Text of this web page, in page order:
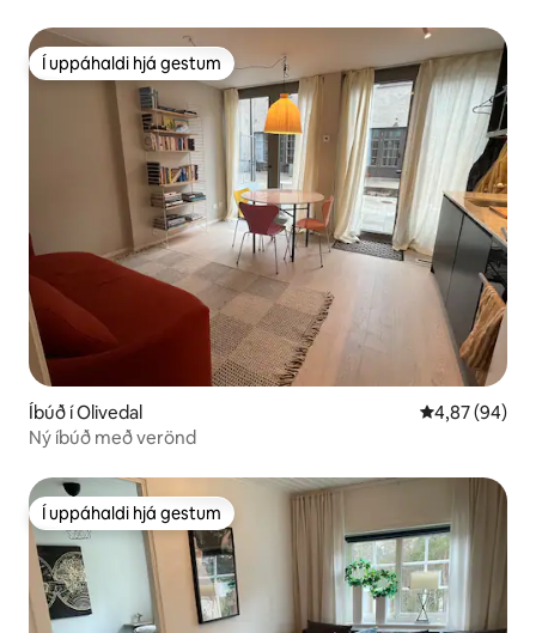
Í uppáhaldi hjá gestum
Í uppáhaldi hjá gestum
Íbúð í Olivedal 4,87 af 5 í
4,87 (94)
Ný íbúð með verönd
Í uppáhaldi hjá gestum
Í uppáhaldi hjá gestum